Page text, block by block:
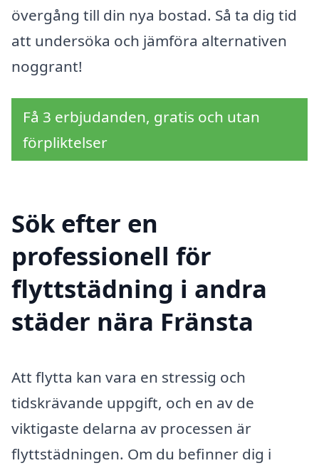
övergång till din nya bostad. Så ta dig tid
att undersöka och jämföra alternativen
noggrant!
Få 3 erbjudanden, gratis och utan
förpliktelser
Sök efter en
professionell för
flyttstädning i andra
städer nära Fränsta
Att flytta kan vara en stressig och
tidskrävande uppgift, och en av de
viktigaste delarna av processen är
flyttstädningen. Om du befinner dig i